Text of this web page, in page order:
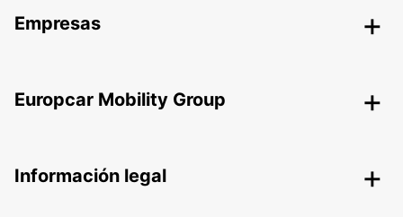
Empresas
Europcar Mobility Group
Información legal